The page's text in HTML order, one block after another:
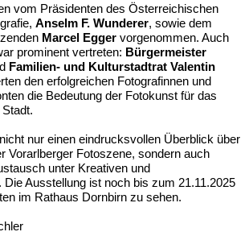
vom Präsidenten des Österreichischen
Anselm F. Wunderer, sowie dem
Marcel Egger vorgenommen. Auch
prominent vertreten: Bürgermeister
Familien- und Kulturstadtrat Valentin
den erfolgreichen Fotografinnen und
die Bedeutung der Fotokunst für das
nur einen eindrucksvollen Überblick über
Vorarlberger Fotoszene, sondern auch
unter Kreativen und
Die Ausstellung ist noch bis zum 21.11.2025
im Rathaus Dornbirn zu sehen.